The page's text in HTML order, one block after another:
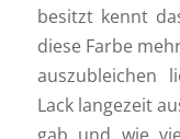
besitzt kennt
diese Farbe
auszubleichen
Lack langezeit